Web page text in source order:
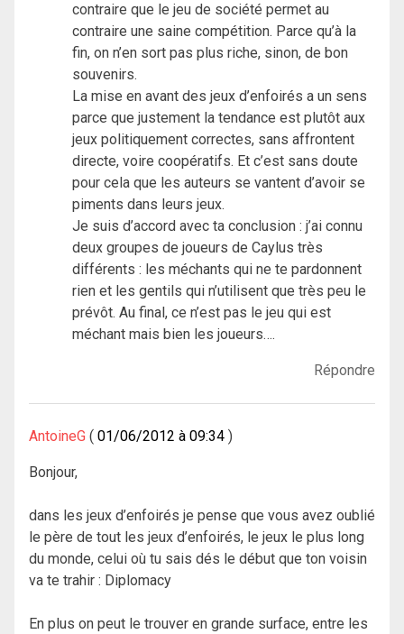
contraire que le jeu de société permet au
contraire une saine compétition. Parce qu’à la
fin, on n’en sort pas plus riche, sinon, de bon
souvenirs.
La mise en avant des jeux d’enfoirés a un sens
parce que justement la tendance est plutôt aux
jeux politiquement correctes, sans affrontent
directe, voire coopératifs. Et c’est sans doute
pour cela que les auteurs se vantent d’avoir se
piments dans leurs jeux.
Je suis d’accord avec ta conclusion : j’ai connu
deux groupes de joueurs de Caylus très
différents : les méchants qui ne te pardonnent
rien et les gentils qui n’utilisent que très peu le
prévôt. Au final, ce n’est pas le jeu qui est
méchant mais bien les joueurs….
Répondre
AntoineG 01/06/2012 à 09:34
Bonjour,
dans les jeux d’enfoirés je pense que vous avez oublié
le père de tout les jeux d’enfoirés, le jeux le plus long
du monde, celui où tu sais dés le début que ton voisin
va te trahir : Diplomacy
En plus on peut le trouver en grande surface, entre les